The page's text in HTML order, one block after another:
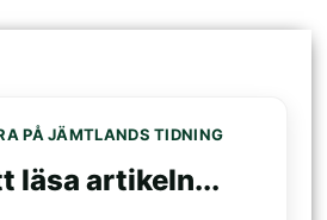
PÅ JÄMTLANDS TIDNING
läsa artikeln...